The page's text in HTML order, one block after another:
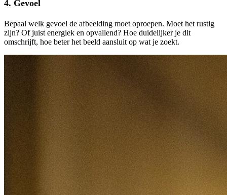
4. Gevoel
Bepaal welk gevoel de afbeelding moet oproepen. Moet het rustig
zijn? Of juist energiek en opvallend? Hoe duidelijker je dit
omschrijft, hoe beter het beeld aansluit op wat je zoekt.